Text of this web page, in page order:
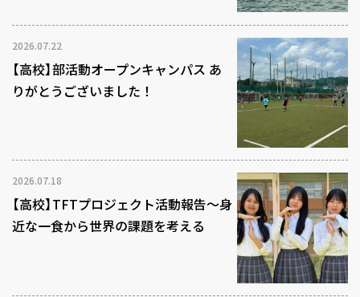
2026.07.22
【高校】部活動オープンキャンパス あ
りがとうございました！
2026.07.18
【高校】TFTプロジェクト活動報告～身
近な一食から世界の課題を考える